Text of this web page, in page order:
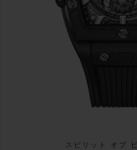
スピリット オブ